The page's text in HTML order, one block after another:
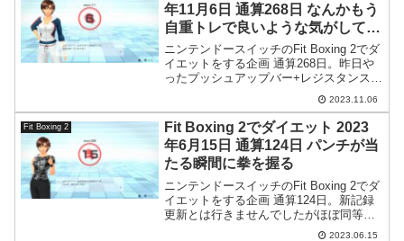
年11月6日 通算268日 なんかもう
自重トレで良いような気がしてき
た
ニンテンドースイッチのFit Boxing 2でダ
イエットをする企画 通算268日。昨日や
ったプッシュアップバー+レジスタンスバ
ンドの腕立て伏せが効いて今日は朝から
2023.11.06
Fit Boxing 2
Fit Boxing 2でダイエット 2023
年6月15日 通算124日 パンチが当
たる瞬間に拳を握る
ニンテンドースイッチのFit Boxing 2でダ
イエットをする企画 通算124日。新記録
更新とは行きませんでしたがほぼ同等の
ポジションまで戻せてきました。2023.06.15